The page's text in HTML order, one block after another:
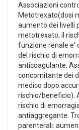
Associazioni
Metotrexato(dosi
aumento dei livelli
metotrexato; il
funzione renale e'
del rischio di
anticoagulante.
concomitante dei
medico dopo
rischio/beneficio).
rischio di
antiaggregante.
parenterali: